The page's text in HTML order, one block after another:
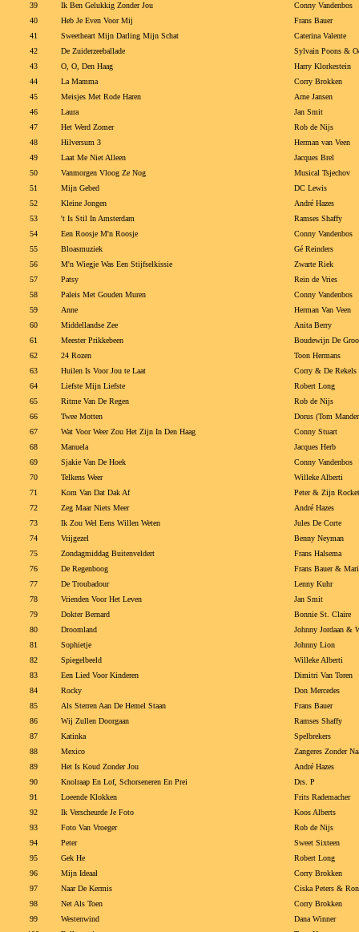
39
Ik Ben Gelukkig Zonder Jou
Conny Vandenbos
40
Heb Je Even Voor Mij
Frans Bauer
41
Sweetheart Mijn Darling Mijn Schat
Caterina Valente
42
De Zuiderzeeballade
Sylvain Poons &
43
O, O, Den Haag
Harry Klorkestein
44
La Mamma
Corry Brokken
45
Meisjes Met Rode Haren
Arne Jansen
46
Laura
Jan Smit
47
Het Werd Zomer
Rob de Nijs
48
Hilversum 3
Herman van Veen
49
Laat Me Niet Alleen
Jacques Brel
50
Vanmorgen Vloog Ze Nog
Musical Tsjechov
51
Mijn Gebed
DC Lewis
52
Kleine Jongen
André Hazes
53
't Is Stil In Amsterdam
Ramses Shaffy
54
Een Roosje M'n Roosje
Conny Vandenbos
55
Bloasmuziek
Gé Reinders
56
M'n Wiegje Was Een Stijfselkissie
Zwarte Riek
57
Patsy
Rein de Vries
58
Paleis Met Gouden Muren
Conny Vandenbos
59
Anne
Herman Van Veen
60
Middellandse Zee
Anita Berry
61
Meester Prikkebeen
Boudewijn De
62
24 Rozen
Toon Hermans
63
Huilen Is Voor Jou te Laat
Corry & De Rekels
64
Liefste Mijn Liefste
Robert Long
65
Ritme Van De Regen
Rob de Nijs
66
Twee Motten
Dorus (Tom
67
Wat Voor Weer Zou Het Zijn In Den Haag
Conny Stuart
68
Manuela
Jacques Herb
69
Sjakie Van De Hoek
Conny Vandenbos
70
Telkens Weer
Willeke Alberti
71
Kom Van Dat Dak Af
Peter & Zijn
72
Zeg Maar Niets Meer
André Hazes
73
Ik Zou Wel Eens Willen Weten
Jules De Corte
74
Vrijgezel
Benny Neyman
75
Zondagmiddag Buitenveldert
Frans Halsema
76
De Regenboog
Frans Bauer &
77
De Troubadour
Lenny Kuhr
78
Vrienden Voor Het Leven
Jan Smit
79
Dokter Bernard
Bonnie St. Claire
80
Droomland
Johnny Jordaan &
81
Sophietje
Johnny Lion
82
Spiegelbeeld
Willeke Alberti
83
Een Lied Voor Kinderen
Dimitri Van Toren
84
Rocky
Don Mercedes
85
Als Sterren Aan De Hemel Staan
Frans Bauer
86
Wij Zullen Doorgaan
Ramses Shaffy
87
Katinka
Spelbrekers
88
Mexico
Zangeres Zonder
89
Het Is Koud Zonder Jou
André Hazes
90
Knolraap En Lof, Schorseneren En Prei
Drs. P
91
Loeende Klokken
Frits Rademacher
92
Ik Verscheurde Je Foto
Koos Alberts
93
Foto Van Vroeger
Rob de Nijs
94
Peter
Sweet Sixteen
95
Gek He
Robert Long
96
Mijn Ideaal
Corry Brokken
97
Naar De Kermis
Ciska Peters &
98
Net Als Toen
Corry Brokken
99
Westenwind
Dana Winner